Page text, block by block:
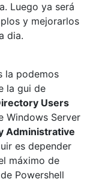
Luego ya será
y mejorarlos
dia.
la podemos
la gui de
Users
Windows Server
Administrative
es depender
máximo de
Powershell